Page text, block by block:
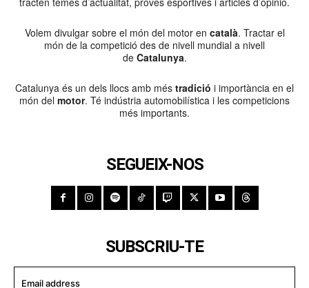
Volem divulgar sobre el món del motor en català. Tractar el
món de la competició des de nivell mundial a nivell
de Catalunya.
Catalunya és un dels llocs amb més tradició i importància en el
món del motor. Té indústria automobilística i les competicions
més importants.
SEGUEIX-NOS
SUBSCRIU-TE